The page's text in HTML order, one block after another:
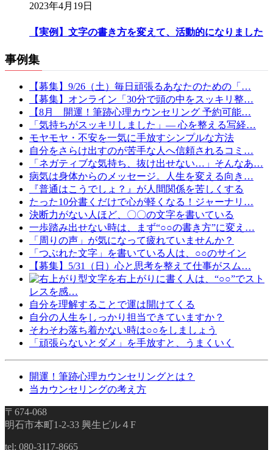
2023年4月19日
【実例】文字の書き方を変えて、活動的になりました
事例集
【募集】9/26（土）毎日頑張るあなたのための「…
【募集】オンライン「30分で頭の中をスッキリ整…
【8月 開運！筆跡心理カウンセリング 予約可能…
「気持ちがスッキリしました」— 心を整える写経…
モヤモヤ・不安を一気に手放すシンプルな方法
自分をさらけ出すのが苦手な人へ信頼されるコミ…
「ネガティブな気持ち、抜け出せない…」そんなあ…
病気は身体からのメッセージ。人生を変える向き…
『普通はこうでしょ？』が人間関係を苦しくする
たった10分書くだけで心が軽くなる！ジャーナリ…
決断力がない人ほど、〇〇の文字を書いている
一歩踏み出せない時は、まず“○○の書き方”に変え…
「周りの声」が気になって疲れていませんか？
「つぶれた文字」を書いている人は、○○のサイン
【募集】5/31（日）心と思考を整えて仕事がスム…
文字を右上がりに書く人は、“○○”でスト
レスを感…
自分を理解することで運は開けてくる
自分の人生をしっかり担当できていますか？
そわそわ落ち着かない時は○○をしましょう
「頑張らないとダメ」を手放すと、うまくいく
開運！筆跡心理カウンセリングとは？
当カウンセリングの考え方
〒674-068
明石市本町1-2-33 興生ビル４F
tel: 080-3117-8665